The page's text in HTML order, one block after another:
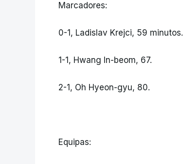
Marcadores:
0-1, Ladislav Krejci, 59 minutos.
1-1, Hwang In-beom, 67.
2-1, Oh Hyeon-gyu, 80.
Equipas: